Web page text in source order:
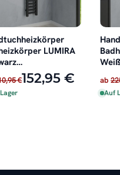
LUMIRA
€152,95 € ab
Auf